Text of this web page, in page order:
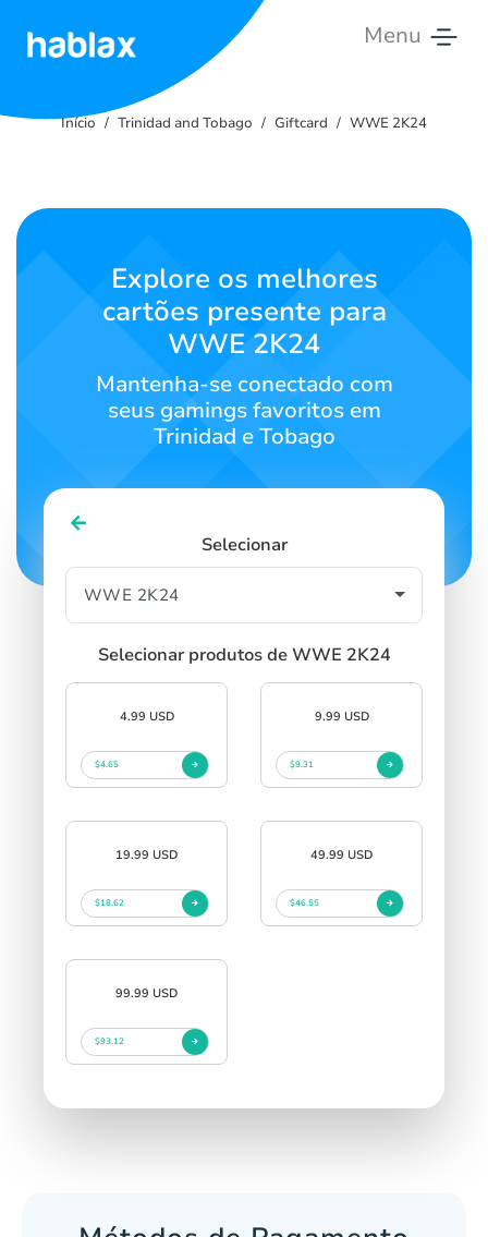
Menu
Tarifas
Contate-
SIGN UP
Início Trinidad and Tobago Giftcard WWE 2K24
Explore os melhores
cartões presente para
WWE 2K24
Mantenha-se conectado com
seus gamings favoritos em
Trinidad e Tobago
Selecionar
Selecionar produtos de WWE 2K24
4.99 USD
$4.65
9.99 USD
$9.31
19.99 USD
$18.62
49.99 USD
$46.55
99.99 USD
$93.12